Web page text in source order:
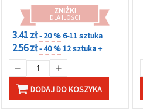
ZNIŻKI
DLA ILOŚCI
3.41 zł- 20 %6-11 sztuka
2.56 zł- 40 %12 sztuka +
DODAJ DO KOSZYKA